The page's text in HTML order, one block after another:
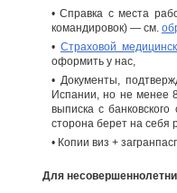
• Справка с места
командировок) — см.
• Страховой
оформить у нас,
• Документы,
Испании, но не менее
выписка с
сторона берет на себя
• Копии виз +
Для